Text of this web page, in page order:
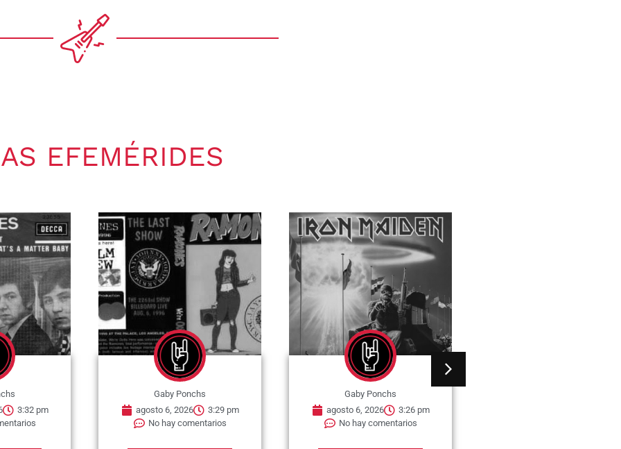
EFEMÉRIDES
3:32 pm
Gaby Ponchs
agosto 6, 2026
3:29 pm
No hay comentarios
Gaby Ponchs
agosto 6, 2026
3:26 pm
No hay comentarios